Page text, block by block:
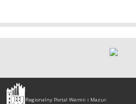
Olsztyn
-
Regionalny Portal Warmii i Mazur.